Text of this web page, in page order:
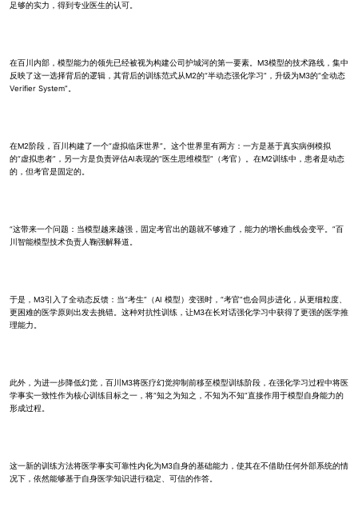
足够的实力，得到专业医生的认可。
在百川内部，模型能力的领先已经被视为构建公司护城河的第一要素。M3模型的技术路线，集中
反映了这一选择背后的逻辑，其背后的训练范式从M2的“半动态强化学习”，升级为M3的“全动态
Verifier System”。
在M2阶段，百川构建了一个“虚拟临床世界”。这个世界里有两方：一方是基于真实病例模拟
的“虚拟患者”，另一方是负责评估AI表现的“医生思维模型”（考官）。在M2训练中，患者是动态
的，但考官是固定的。
“这带来一个问题：当模型越来越强，固定考官出的题就不够难了，能力的增长曲线会变平。”百
川智能模型技术负责人鞠强解释道。
于是，M3引入了全动态反馈：当“考生”（AI 模型）变强时，“考官”也会同步进化，从更细粒度、
更困难的医学原则出发去挑错。这种对抗性训练，让M3在长对话强化学习中获得了更强的医学推
理能力。
此外，为进一步降低幻觉，百川M3将医疗幻觉抑制前移至模型训练阶段，在强化学习过程中将医
学事实一致性作为核心训练目标之一，将“知之为知之，不知为不知”直接作用于模型自身能力的
形成过程。
这一新的训练方法将医学事实可靠性内化为M3自身的基础能力，使其在不借助任何外部系统的情
况下，依然能够基于自身医学知识进行稳定、可信的作答。